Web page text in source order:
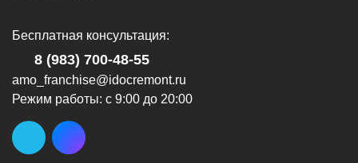
Бесплатная консультация:
8 (983) 700-48-55
amo_franchise@idocremont.ru
Режим работы: с 9:00 до 20:00